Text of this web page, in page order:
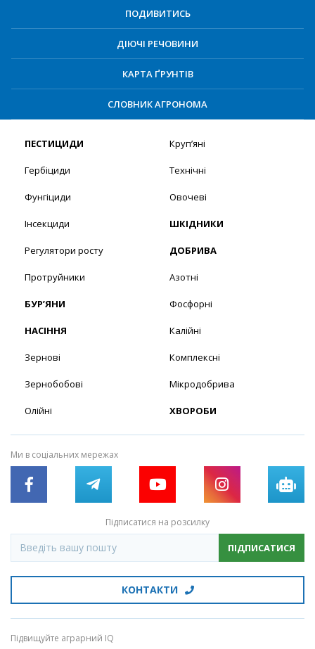
ПОДИВИТИСЬ
ДІЮЧІ РЕЧОВИНИ
КАРТА ҐРУНТІВ
СЛОВНИК АГРОНОМА
ПЕСТИЦИДИ
Гербіциди
Фунгіциди
Інсекциди
Регулятори росту
Протруйники
БУР’ЯНИ
НАСІННЯ
Зернові
Зернобобові
Олійні
Круп’яні
Технічні
Овочеві
ШКІДНИКИ
ДОБРИВА
Азотні
Фосфорні
Калійні
Комплексні
Мікродобрива
ХВОРОБИ
Ми в соціальних мережах
Підписатися на розсилку
ПІДПИСАТИСЯ
КОНТАКТИ
Підвищуйте аграрний IQ